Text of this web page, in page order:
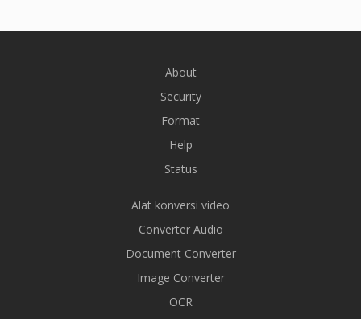
About
Security
Format
Help
Status
Alat konversi video
Converter Audio
Document Converter
Image Converter
OCR